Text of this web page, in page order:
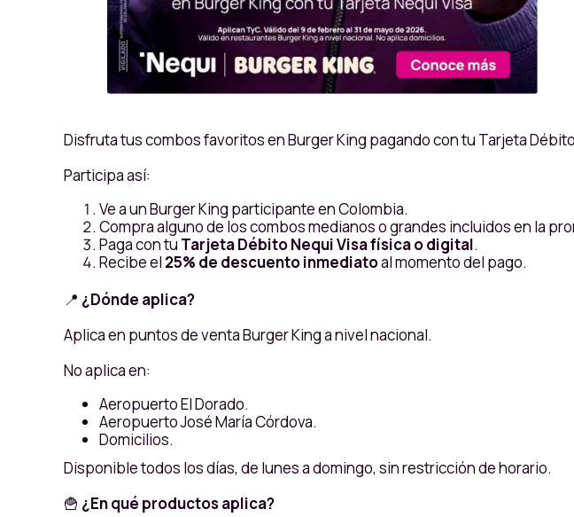
Disfruta tus combos favoritos en Burger King pagando con tu Tarjeta
Participa así:
Ve a un Burger King participante en Colombia.
Compra alguno de los combos medianos o grandes incluidos en la
Paga con tu Tarjeta Débito Nequi Visa física o digital.
Recibe el 25% de descuento inmediatoal momento del pago.
📍 ¿Dónde aplica?
Aplica en puntos de venta Burger King a nivel nacional.
No aplica en:
Aeropuerto El Dorado.
Aeropuerto José María Córdova.
Domicilios.
Disponible todos los días, de lunes a domingo, sin restricción de horario.
🍟 ¿En qué productos aplica?